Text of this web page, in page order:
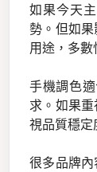
如果今天
勢。但如
用途，多數
手機調色
求。如果
視品質穩定
很多品牌